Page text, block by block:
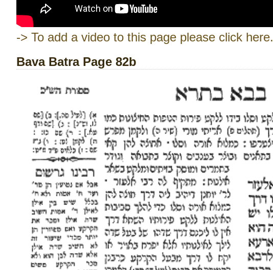
-> To add a video to this page please click here.
Bava Batra Page 82b